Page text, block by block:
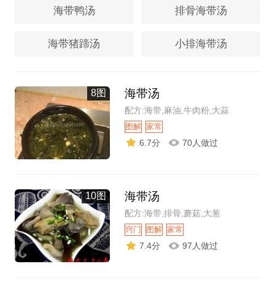
海带鸭汤 排骨海带汤
海带猪蹄汤 小排海带汤
8图 海带汤
配方:海带,麻油,牛肉粉,大蒜
图解 家常
6.7分 70人做过
10图 海带汤
配方:海带,排骨,蘑菇,大葱
窍门 图解 家常
7.4分 97人做过